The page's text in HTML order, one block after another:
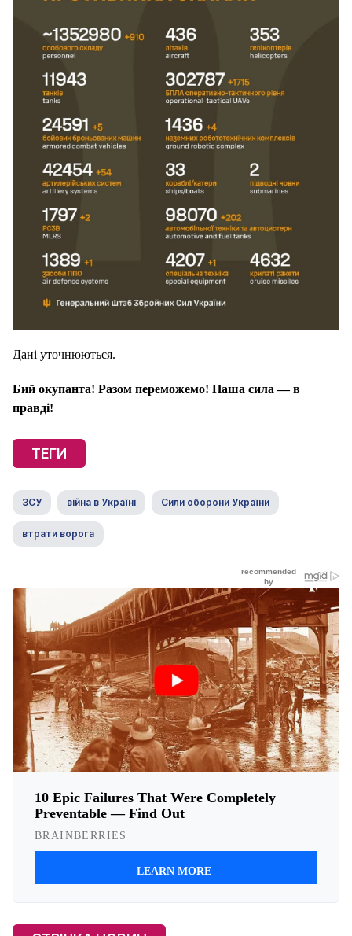
Дані уточнюються.
Бий окупанта! Разом переможемо! Наша сила — в
правді!
ТЕГИ
ЗСУ війна в Україні Сили оборони України
втрати ворога